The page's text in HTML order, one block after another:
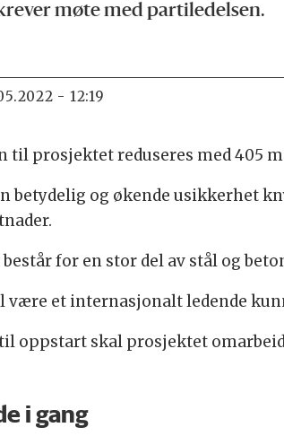
møte med partiledelsen.
- 12:19
til prosjektet reduseres med 405
betydelig og økende usikkerhet
for en stor del av stål og
være et internasjonalt ledende
oppstart skal prosjektet
i gang